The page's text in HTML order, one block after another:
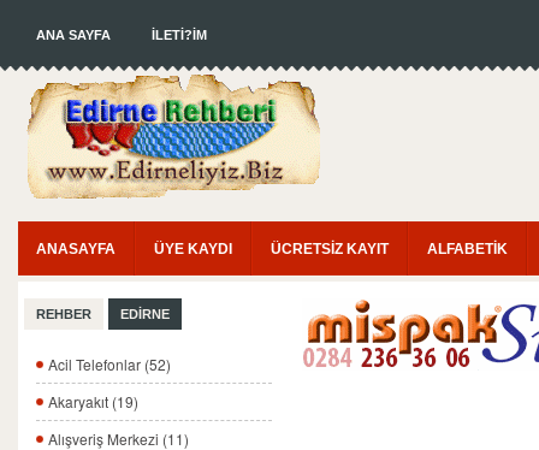
ANA SAYFA İLETİ?İM
ANASAYFA ÜYE KAYDI ÜCRETSİZ KAYIT ALFABETİK
REHBER EDİRNE
Acil Telefonlar (52)
Akaryakıt (19)
Alışveriş Merkezi (11)